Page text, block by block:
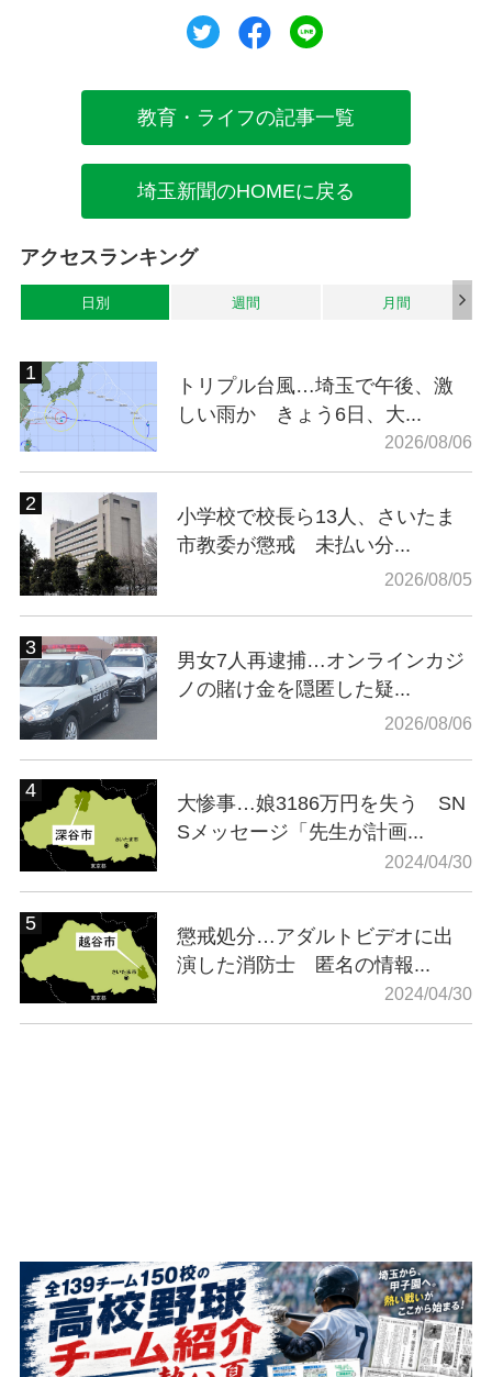
ツイートシェア
教育・ライフの記事一覧
埼玉新聞のHOMEに戻る
アクセスランキング
日別 週間 月間
トリプル台風…埼玉で午後、激
しい雨か きょう6日、大...
2026/08/06
小学校で校長ら13人、さいたま
市教委が懲戒 未払い分...
2026/08/05
男女7人再逮捕…オンラインカジ
ノの賭け金を隠匿した疑...
2026/08/06
大惨事…娘3186万円を失う SN
Sメッセージ「先生が計画...
2024/04/30
懲戒処分…アダルトビデオに出
演した消防士 匿名の情報...
2024/04/30